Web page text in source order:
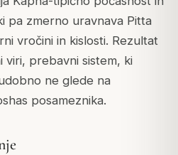
pa zmerno uravnava Pitta
vročini in kislosti. Rezultat
viri, prebavni sistem, ki
ne glede na
posameznika.